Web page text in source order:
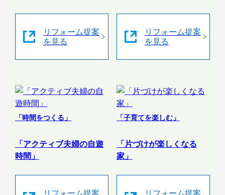
リフォーム提案
を見る
リフォーム提案
を見る
「時間をつくる」
「アクティブ夫婦の自遊
時間」
リフォーム提案
「子育てを楽しむ」
「片づけが楽しくなる
家」
リフォーム提案